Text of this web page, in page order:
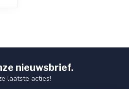
nieuwsbrief.
laatste acties!